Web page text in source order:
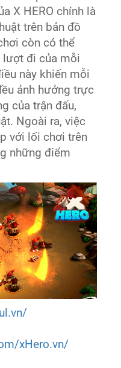
X HERO chính là
trên bản đồ
còn có thể
đi của mỗi
này khiến mỗi
ảnh hưởng trực
của trận đấu,
Ngoài ra, việc
với lối chơi trên
những điểm
xHero.vn/